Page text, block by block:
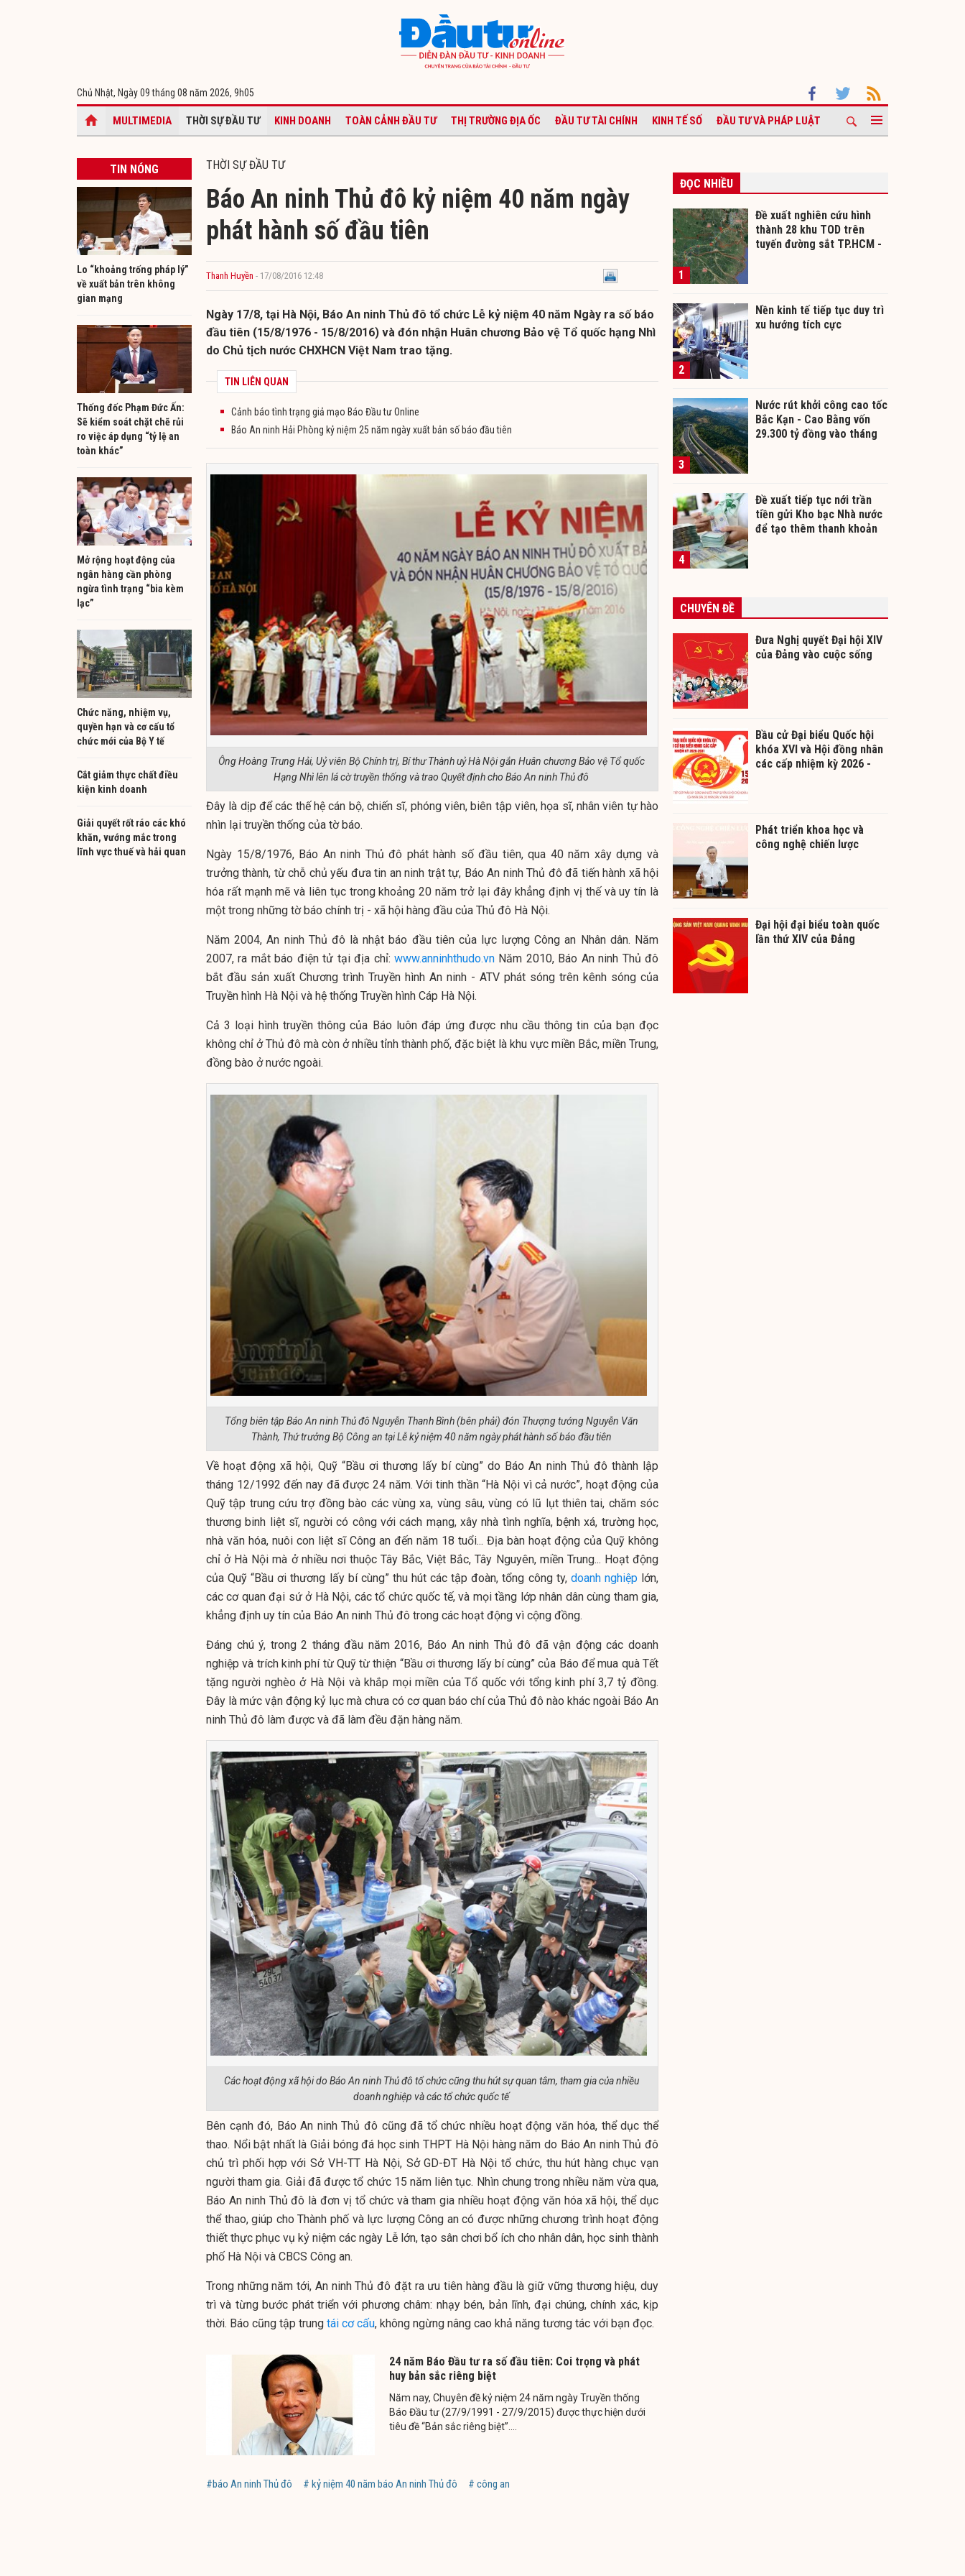
Chủ Nhật, Ngày 09 tháng 08 năm 2026, 9h05
MULTIMEDIA THỜI SỰ ĐẦU TƯ KINH DOANH TOÀN CẢNH ĐẦU TƯ THỊ TRƯỜNG ĐỊA ỐC ĐẦU TƯ TÀI CHÍNH KINH TẾ SỐ ĐẦU TƯ VÀ PHÁP LUẬT
TIN NÓNG
Lo “khoảng trống pháp lý”
về xuất bản trên không
gian mạng
Thống đốc Phạm Đức Ấn:
Sẽ kiểm soát chặt chẽ rủi
ro việc áp dụng “tỷ lệ an
toàn khác”
Mở rộng hoạt động của
ngân hàng cần phòng
ngừa tình trạng “bia kèm
lạc”
Chức năng, nhiệm vụ,
quyền hạn và cơ cấu tổ
chức mới của Bộ Y tế
Cắt giảm thực chất điều
kiện kinh doanh
Giải quyết rốt ráo các khó
khăn, vướng mắc trong
lĩnh vực thuế và hải quan
THỜI SỰ ĐẦU TƯ
Báo An ninh Thủ đô kỷ niệm 40 năm ngày
phát hành số đầu tiên
Thanh Huyền - 17/08/2016 12:48
Ngày 17/8, tại Hà Nội, Báo An ninh Thủ đô tổ chức Lễ kỷ niệm 40 năm Ngày ra số báo
đầu tiên (15/8/1976 - 15/8/2016) và đón nhận Huân chương Bảo vệ Tổ quốc hạng Nhì
do Chủ tịch nước CHXHCN Việt Nam trao tặng.
TIN LIÊN QUAN
Cảnh báo tình trạng giả mạo Báo Đầu tư Online
Báo An ninh Hải Phòng kỷ niệm 25 năm ngày xuất bản số báo đầu tiên
Ông Hoàng Trung Hải, Uỷ viên Bộ Chính trị, Bí thư Thành uỷ Hà Nội gắn Huân chương Bảo vệ Tổ quốc
Hạng Nhì lên lá cờ truyền thống và trao Quyết định cho Báo An ninh Thủ đô
Đây là dịp để các thế hệ cán bộ, chiến sĩ, phóng viên, biên tập viên, họa sĩ, nhân viên tự hào
nhìn lại truyền thống của tờ báo.
Ngày 15/8/1976, Báo An ninh Thủ đô phát hành số đầu tiên, qua 40 năm xây dựng và
trưởng thành, từ chỗ chủ yếu đưa tin an ninh trật tự, Báo An ninh Thủ đô đã tiến hành xã hội
hóa rất mạnh mẽ và liên tục trong khoảng 20 năm trở lại đây khẳng định vị thế và uy tín là
một trong những tờ báo chính trị - xã hội hàng đầu của Thủ đô Hà Nội.
Năm 2004, An ninh Thủ đô là nhật báo đầu tiên của lực lượng Công an Nhân dân. Năm
2007, ra mắt báo điện tử tại địa chỉ: www.anninhthudo.vnNăm 2010, Báo An ninh Thủ đô
bắt đầu sản xuất Chương trình Truyền hình An ninh - ATV phát sóng trên kênh sóng của
Truyền hình Hà Nội và hệ thống Truyền hình Cáp Hà Nội.
Cả 3 loại hình truyền thông của Báo luôn đáp ứng được nhu cầu thông tin của bạn đọc
không chỉ ở Thủ đô mà còn ở nhiều tỉnh thành phố, đặc biệt là khu vực miền Bắc, miền Trung,
đồng bào ở nước ngoài.
Tổng biên tập Báo An ninh Thủ đô Nguyễn Thanh Bình (bên phải) đón Thượng tướng Nguyễn Văn
Thành, Thứ trưởng Bộ Công an tại Lễ kỷ niệm 40 năm ngày phát hành số báo đầu tiên
Về hoạt động xã hội, Quỹ “Bầu ơi thương lấy bí cùng” do Báo An ninh Thủ đô thành lập
tháng 12/1992 đến nay đã được 24 năm. Với tinh thần “Hà Nội vì cả nước”, hoạt động của
Quỹ tập trung cứu trợ đồng bào các vùng xa, vùng sâu, vùng có lũ lụt thiên tai, chăm sóc
thương binh liệt sĩ, người có công với cách mạng, xây nhà tình nghĩa, bệnh xá, trường học,
nhà văn hóa, nuôi con liệt sĩ Công an đến năm 18 tuổi... Địa bàn hoạt động của Quỹ không
chỉ ở Hà Nội mà ở nhiều nơi thuộc Tây Bắc, Việt Bắc, Tây Nguyên, miền Trung... Hoạt động
của Quỹ “Bầu ơi thương lấy bí cùng” thu hút các tập đoàn, tổng công ty, doanh nghiệplớn,
các cơ quan đại sứ ở Hà Nội, các tổ chức quốc tế, và mọi tầng lớp nhân dân cùng tham gia,
khẳng định uy tín của Báo An ninh Thủ đô trong các hoạt động vì cộng đồng.
Đáng chú ý, trong 2 tháng đầu năm 2016, Báo An ninh Thủ đô đã vận động các doanh
nghiệp và trích kinh phí từ Quỹ từ thiện “Bầu ơi thương lấy bí cùng” của Báo để mua quà Tết
tặng người nghèo ở Hà Nội và khắp mọi miền của Tổ quốc với tổng kinh phí 3,7 tỷ đồng.
Đây là mức vận động kỷ lục mà chưa có cơ quan báo chí của Thủ đô nào khác ngoài Báo An
ninh Thủ đô làm được và đã làm đều đặn hàng năm.
Các hoạt động xã hội do Báo An ninh Thủ đô tổ chức cũng thu hút sự quan tâm, tham gia của nhiều
doanh nghiệp và các tổ chức quốc tế
Bên cạnh đó, Báo An ninh Thủ đô cũng đã tổ chức nhiều hoạt động văn hóa, thể dục thể
thao. Nổi bật nhất là Giải bóng đá học sinh THPT Hà Nội hàng năm do Báo An ninh Thủ đô
chủ trì phối hợp với Sở VH-TT Hà Nội, Sở GD-ĐT Hà Nội tổ chức, thu hút hàng chục vạn
người tham gia. Giải đã được tổ chức 15 năm liên tục. Nhìn chung trong nhiều năm vừa qua,
Báo An ninh Thủ đô là đơn vị tổ chức và tham gia nhiều hoạt động văn hóa xã hội, thể dục
thể thao, giúp cho Thành phố và lực lượng Công an có được những chương trình hoạt động
thiết thực phục vụ kỷ niệm các ngày Lễ lớn, tạo sân chơi bổ ích cho nhân dân, học sinh thành
phố Hà Nội và CBCS Công an.
Trong những năm tới, An ninh Thủ đô đặt ra ưu tiên hàng đầu là giữ vững thương hiệu, duy
trì và từng bước phát triển với phương châm: nhạy bén, bản lĩnh, đại chúng, chính xác, kịp
thời. Báo cũng tập trung tái cơ cấu, không ngừng nâng cao khả năng tương tác với bạn đọc.
24 năm Báo Đầu tư ra số đầu tiên: Coi trọng và phát
huy bản sắc riêng biệt
Năm nay, Chuyên đề kỷ niệm 24 năm ngày Truyền thống
Báo Đầu tư (27/9/1991 - 27/9/2015) được thực hiện dưới
tiêu đề “Bản sắc riêng biệt”....
#báo An ninh Thủ đô # kỷ niệm 40 năm báo An ninh Thủ đô # công an
ĐỌC NHIỀU
1
Đề xuất nghiên cứu hình
thành 28 khu TOD trên
tuyến đường sắt TP.HCM -
2
Nền kinh tế tiếp tục duy trì
xu hướng tích cực
3
Nước rút khởi công cao tốc
Bắc Kạn - Cao Bằng vốn
29.300 tỷ đồng vào tháng
4
Đề xuất tiếp tục nới trần
tiền gửi Kho bạc Nhà nước
để tạo thêm thanh khoản
CHUYÊN ĐỀ
Đưa Nghị quyết Đại hội XIV
của Đảng vào cuộc sống
Bầu cử Đại biểu Quốc hội
khóa XVI và Hội đồng nhân
các cấp nhiệm kỳ 2026 -
Phát triển khoa học và
công nghệ chiến lược
Đại hội đại biểu toàn quốc
lần thứ XIV của Đảng